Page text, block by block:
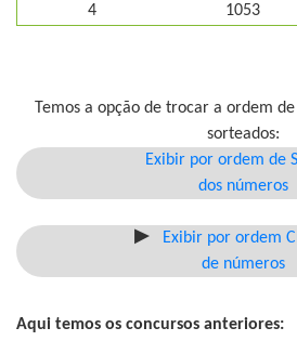
4
1053
Temos a opção de trocar a ordem
sorteados:
Exibir por ordem de
dos números
Exibir por ordem
de números
Aqui temos os concursos anteriores: